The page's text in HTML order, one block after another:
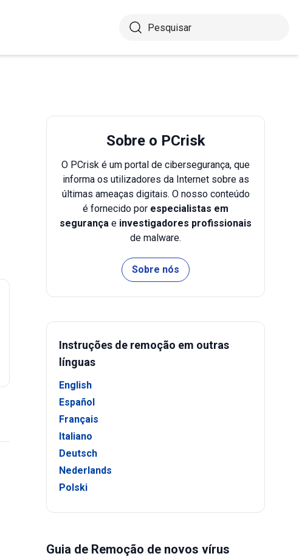
Sobre o PCrisk
O PCrisk é um portal de cibersegurança, que
informa os utilizadores da Internet sobre as
últimas ameaças digitais. O nosso conteúdo
é fornecido por especialistas em
segurança e investigadores profissionais
de malware.
Sobre nós
Instruções de remoção em outras
línguas
English
Español
Français
Italiano
Deutsch
Nederlands
Polski
Guia de Remoção de novos vírus